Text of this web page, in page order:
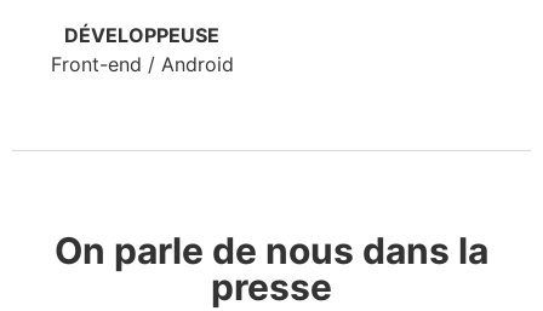
DÉVELOPPEUSE
Front-end / Android
On parle de nous dans la
presse